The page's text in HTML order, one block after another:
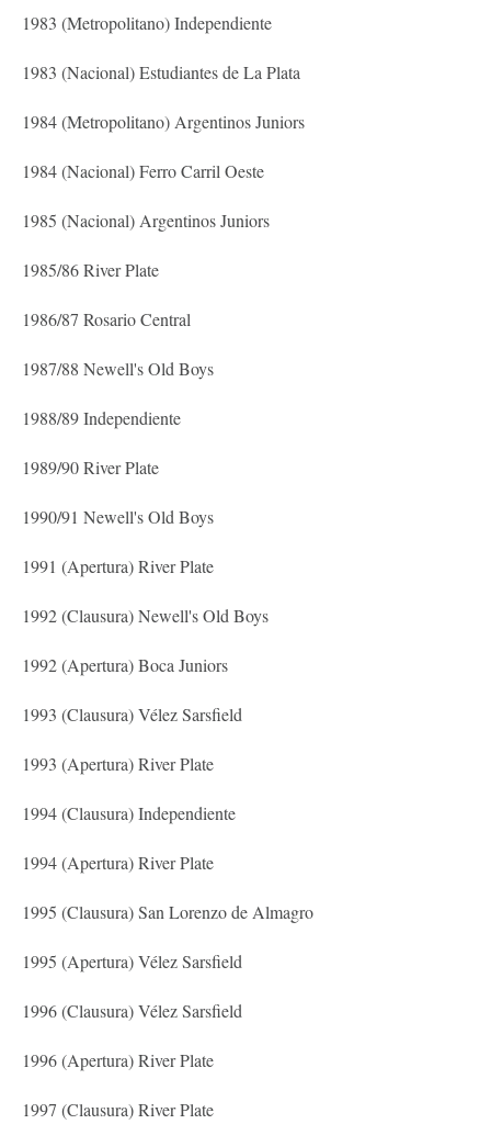
1983 (Metropolitano) Independiente
1983 (Nacional) Estudiantes de La Plata
1984 (Metropolitano) Argentinos Juniors
1984 (Nacional) Ferro Carril Oeste
1985 (Nacional) Argentinos Juniors
1985/86 River Plate
1986/87 Rosario Central
1987/88 Newell's Old Boys
1988/89 Independiente
1989/90 River Plate
1990/91 Newell's Old Boys
1991 (Apertura) River Plate
1992 (Clausura) Newell's Old Boys
1992 (Apertura) Boca Juniors
1993 (Clausura) Vélez Sarsfield
1993 (Apertura) River Plate
1994 (Clausura) Independiente
1994 (Apertura) River Plate
1995 (Clausura) San Lorenzo de Almagro
1995 (Apertura) Vélez Sarsfield
1996 (Clausura) Vélez Sarsfield
1996 (Apertura) River Plate
1997 (Clausura) River Plate